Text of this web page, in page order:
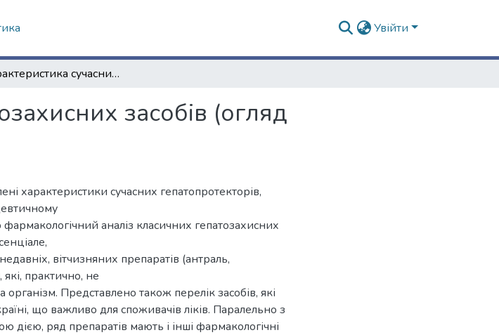
Увійти
Характеристика сучасних гепатозахисних засобів (огляд літератури)
засобів (огляд
характеристики сучасних гепатопротекторів,
аналіз класичних гепатозахисних
вітчизняних препаратів (антраль,
які, практично, не
організм. Представлено також перелік засобів, які
що важливо для споживачів ліків. Паралельно з
дією, ряд препаратів мають і інші фармакологічні